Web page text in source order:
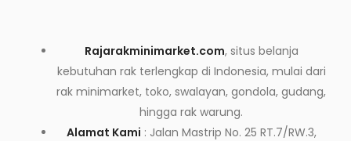
Rajarakminimarket.com, situs belanja
kebutuhan rak terlengkap di Indonesia, mulai dari
rak minimarket, toko, swalayan, gondola, gudang,
hingga rak warung.
Alamat Kami : Jalan Mastrip No. 25 RT.7/RW.3,